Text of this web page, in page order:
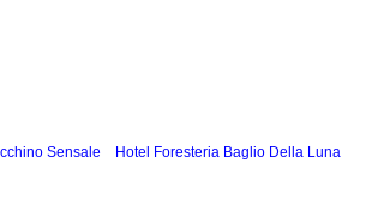
Sensale
Hotel Foresteria Baglio Della Luna